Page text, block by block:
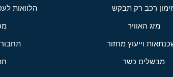
רכב רק תבקש הלוואות
מזג האוויר
וייעוץ מחזור
מבשלים כשר